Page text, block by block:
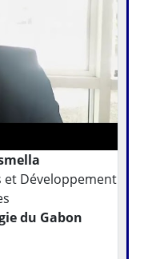
et Développement
du Gabon